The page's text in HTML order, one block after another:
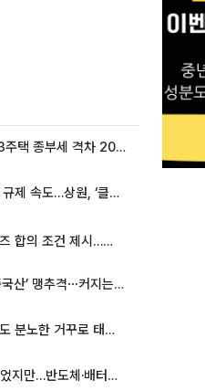
종부세 개편에도…1·3주택 종부세 격차 2028년부터 확대
미국, 가상자산 포괄 규제 속도…상원, ‘클래리티법’ 9월 절차투표 추진
이란, 미국에 호르무즈 합의 조건 제시…美 “경기 아직 안 끝나” [종합]
맥북 품은 삼성에 ‘중국산’ 맹추격⋯커지는 노트북 OLED 시장
서경덕 교수, 김희철도 분노한 거꾸로 태극기⋯"엉터리는 아냐, 아쉬울 뿐"
‘한국판 IRA’ 베일 벗었지만…반도체·배터리 업계 “시행령이 관건”